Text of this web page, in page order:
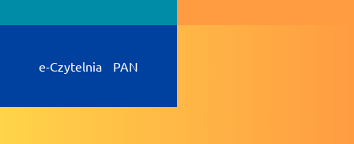
e-Czytelnia PAN